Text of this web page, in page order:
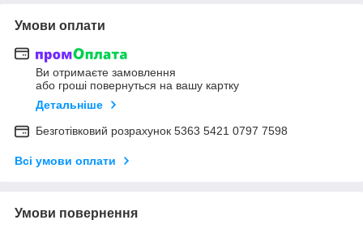
Умови оплати
Ви отримаєте замовлення
або гроші повернуться на вашу картку
Детальніше
Безготівковий розрахунок 5363 5421 0797 7598
Всі умови оплати
Умови повернення